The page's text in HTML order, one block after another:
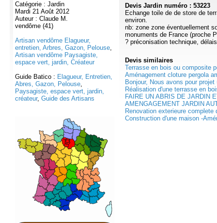
Catégorie : Jardin
Mardi 21 Août 2012
Auteur : Claude M.
vendôme (41)
Artisan vendôme Elagueur,
entretien, Arbres, Gazon, Pelouse,
Artisan vendôme Paysagiste,
espace vert, jardin, Créateur
Guide Batico : Elagueur, Entretien,
Abres, Gazon, Pelouse,
Paysagiste, espace vert, jardin,
créateur, Guide des Artisans
Devis Jardin numéro : 53223
Echange toile de de store de
environ.
nb: zone zone éventuellement
monuments de France (proche
? préconisation technique,
Devis similaires
Terrasse en bois ou composite
Aménagement cloture pergola
Bonjour, Nous avons pour
Réalisation d'une terrasse en
FAIRE UN ABRIS DE JARDIN
AMENGAGEMENT JARDIN
Renovation exterieure
Construction d'une maison -